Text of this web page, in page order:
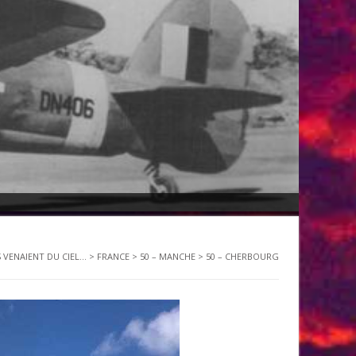
VENAIENT DU CIEL... > FRANCE > 50 – MANCHE > 50 – CHERBOURG